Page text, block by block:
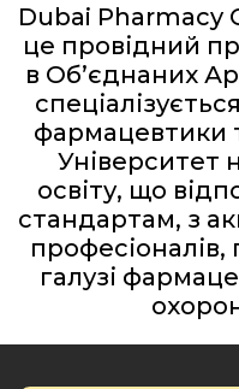
Dubai Pharmacy
це провідний
в Об’єднаних
фармацевтики
Університет
освіту, що
стандартам, з
галузі